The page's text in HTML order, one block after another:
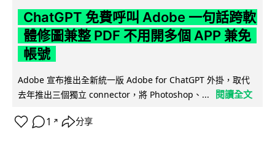
ChatGPT 免費呼叫 Adobe 一句話跨軟
體修圖兼整 PDF 不用開多個 APP 兼免
帳號
Adobe 宣布推出全新統一版 Adobe for ChatGPT 外掛，取代
去年推出三個獨立 connector，將 Photoshop、...
閱讀全文
1 ↗ 分享